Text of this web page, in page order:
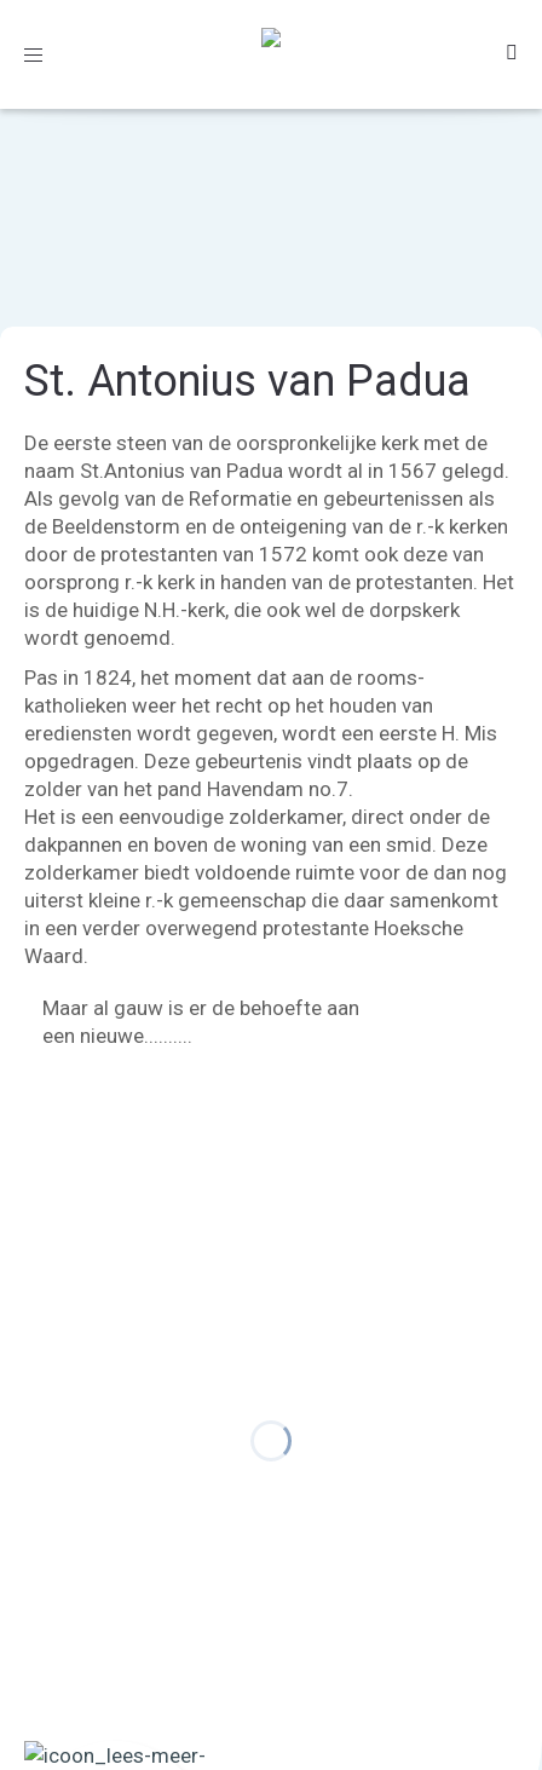
Toggle
St. Antonius van Padua
De eerste steen van de oorspronkelijke kerk met de
naam St.Antonius van Padua wordt al in 1567 gelegd.
Als gevolg van de Reformatie en gebeurtenissen als
de Beeldenstorm en de onteigening van de r.-k kerken
door de protestanten van 1572 komt ook deze van
oorsprong r.-k kerk in handen van de protestanten. Het
is de huidige N.H.-kerk, die ook wel de dorpskerk
wordt genoemd.
Pas in 1824, het moment dat aan de rooms-
katholieken weer het recht op het houden van
erediensten wordt gegeven, wordt een eerste H. Mis
opgedragen. Deze gebeurtenis vindt plaats op de
zolder van het pand Havendam no.7.
Het is een eenvoudige zolderkamer, direct onder de
dakpannen en boven de woning van een smid. Deze
zolderkamer biedt voldoende ruimte voor de dan nog
uiterst kleine r.-k gemeenschap die daar samenkomt
in een verder overwegend protestante Hoeksche
Waard.
Maar al gauw is er de behoefte aan
een nieuwe..........